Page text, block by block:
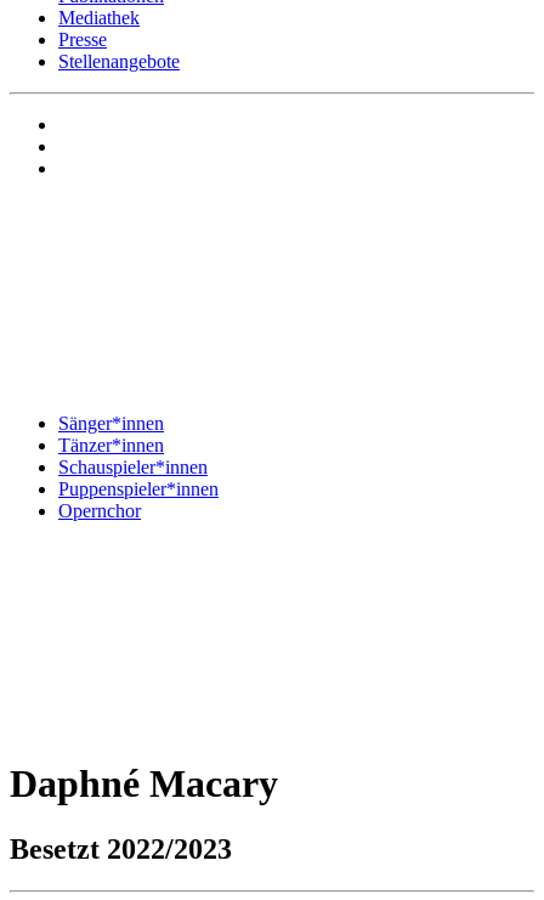
Mediathek
Presse
Stellenangebote
Sänger*innen
Tänzer*innen
Schauspieler*innen
Puppenspieler*innen
Opernchor
Daphné Macary
Besetzt 2022/2023